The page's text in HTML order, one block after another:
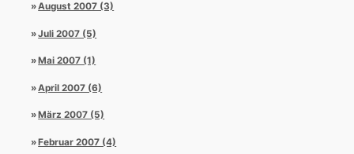
August 2007 (3)
Juli 2007 (5)
Mai 2007 (1)
April 2007 (6)
März 2007 (5)
Februar 2007 (4)